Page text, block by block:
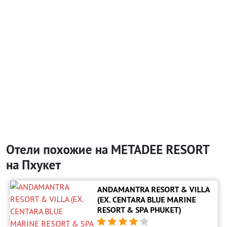
Отели похожие на METADEE RESORT
на Пхукет
ANDAMANTRA RESORT & VILLA
(EX. CENTARA BLUE MARINE
RESORT & SPA PHUKET)
    